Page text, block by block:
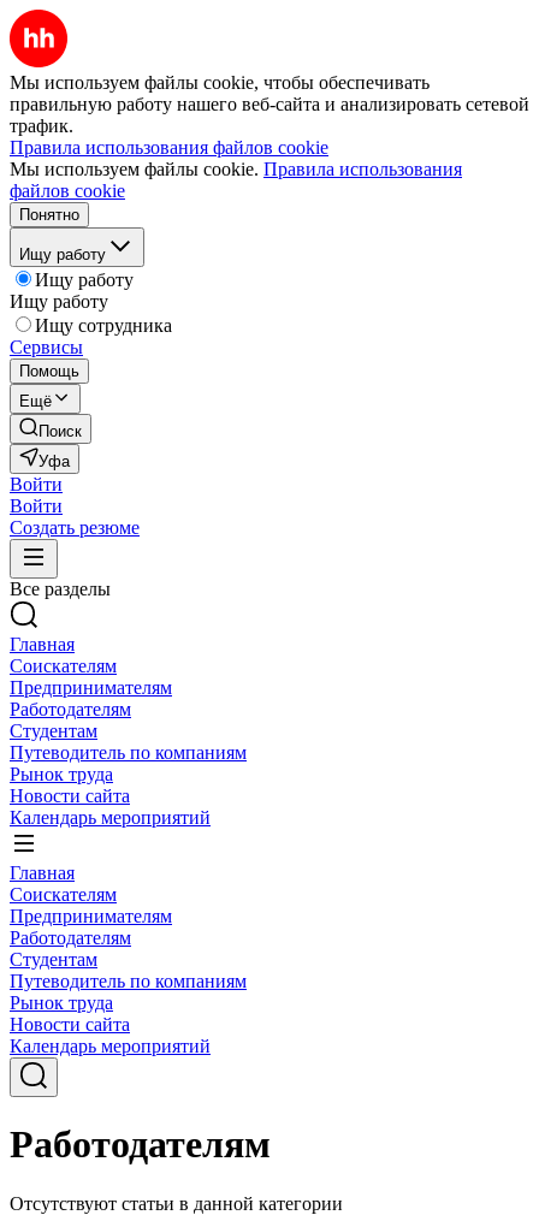
Мы используем файлы cookie, чтобы обеспечивать
правильную работу нашего веб-сайта и анализировать сетевой
трафик.
Правила использования файлов cookie
Мы используем файлы cookie. Правила использования
файлов cookie
Понятно
Ищу работу
Ищу работу
Ищу работу
Ищу сотрудника
Сервисы
Помощь
Ещё
Поиск
Уфа
Войти
Войти
Создать резюме
Все разделы
Главная
Соискателям
Предпринимателям
Работодателям
Студентам
Путеводитель по компаниям
Рынок труда
Новости сайта
Календарь мероприятий
Главная
Соискателям
Предпринимателям
Работодателям
Студентам
Путеводитель по компаниям
Рынок труда
Новости сайта
Календарь мероприятий
Работодателям
Отсутствуют статьи в данной категории